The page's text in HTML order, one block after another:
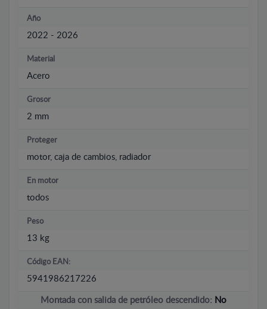
Año
2022 - 2026
Material
Acero
Grosor
2 mm
Proteger
motor, caja de cambios, radiador
En motor
todos
Peso
13 kg
Código EAN:
5941986217226
Montada con salida de petróleo descendido: No